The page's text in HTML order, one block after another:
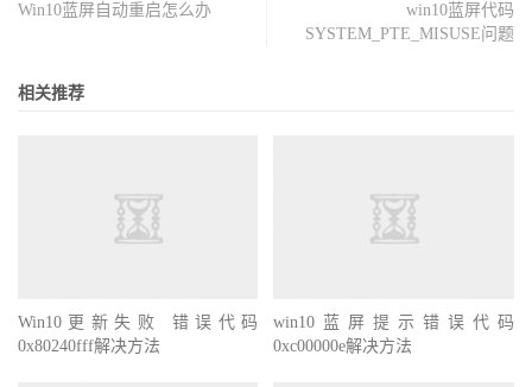
Win10蓝屏自动重启怎么办
win10蓝屏代码
SYSTEM_PTE_MISUSE问题
相关推荐
Win10更新失败 错误代码
0x80240fff解决方法
win10蓝屏提示错误代码
0xc00000e解决方法